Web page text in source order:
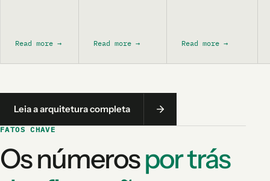
Read more → Read more → Read more →
Leia a arquitetura completa
FATOS CHAVE
Os númerospor trás